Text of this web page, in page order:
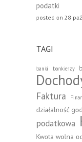
podatki
posted on 28
TAGI
banki bankierzy
Faktura
działalność
podatkowa
Kwota wolna